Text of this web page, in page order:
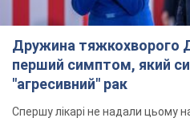
Дружина тяжкохворого
перший симптом, який
"агресивний" рак
Спершу лікарі не надали цьому